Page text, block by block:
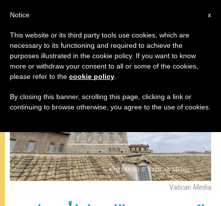
البابا فرنسيس ,صلاة التبشير الملائكي
Vatican Media
x
Notice
This website or its third party tools use cookies, which are
necessary to its functioning and required to achieve the
purposes illustrated in the cookie policy. If you want to know
more or withdraw your consent to all or some of the cookies,
please refer to the cookie policy
By closing this banner, scrolling this page, clicking a link or
continuing to browse otherwise, you agree to the use of cookies.